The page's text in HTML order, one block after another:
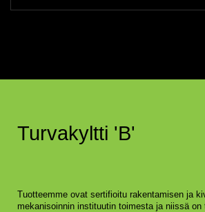
Turvakyltti 'B'
Tuotteemme ovat sertifioitu rakentamisen ja
mekanisoinnin instituutin toimesta ja niissä on